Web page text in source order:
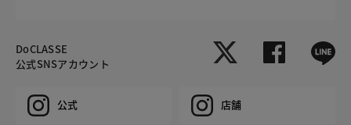
DoCLASSE
公式SNSアカウント
公式 店舗